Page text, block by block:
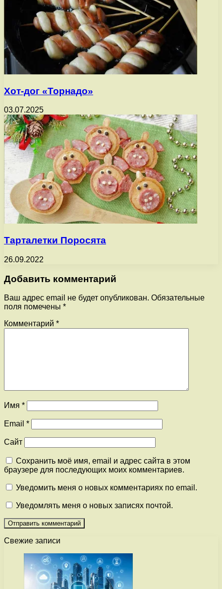
Хот-дог «Торнадо»
03.07.2025
Тарталетки Поросята
26.09.2022
Добавить комментарий
Ваш адрес email не будет опубликован. Обязательные
поля помечены *
Комментарий *
Имя *
Email *
Сайт
Сохранить моё имя, email и адрес сайта в этом
браузере для последующих моих комментариев.
Уведомить меня о новых комментариях по email.
Уведомлять меня о новых записях почтой.
Свежие записи